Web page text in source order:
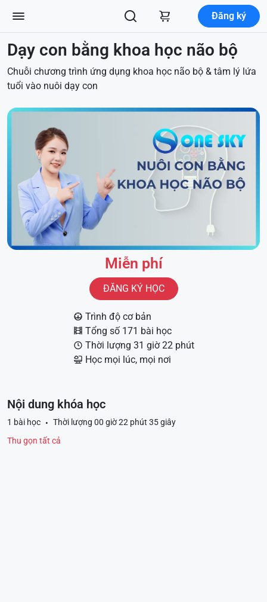
Đăng ký
Dạy con bằng khoa học não bộ
Chuỗi chương trình ứng dụng khoa học não bộ & tâm lý lứa
tuổi vào nuôi dạy con
Miễn phí
ĐĂNG KÝ HỌC
Trình độ cơ bản
Tổng số 171 bài học
Thời lượng 31 giờ 22 phút
Học mọi lúc, mọi nơi
Nội dung khóa học
1 bài học
Thời lượng 00 giờ 22 phút 35 giây
Thu gọn tất cả